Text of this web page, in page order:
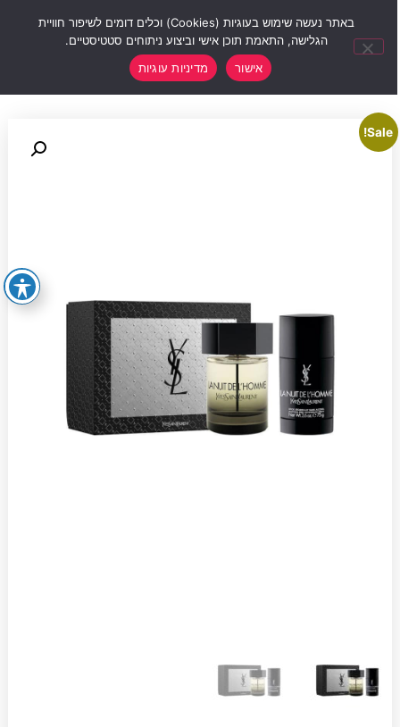
Sale!
באתר נעשה שימוש בעוגיות (Cookies) וכלים דומים לשיפור חוויית
הגלישה, התאמת תוכן אישי וביצוע ניתוחים סטטיסטיים.
אישור
מדיניות עוגיות